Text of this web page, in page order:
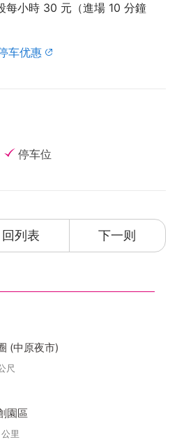
每小時 30 元（進場 10 分鐘
车优惠
停车位
回列表 下一则
(中原夜市)
尺
園區
里